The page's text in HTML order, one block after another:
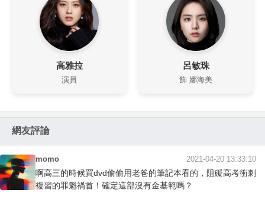
高雅拉
演員
呂敏珠
飾 娜海美
網友評論
momo 2021-04-20 13:33:10
啊高三的時候買dvd偷偷用老爸的筆記本看的，阻礙高考衝刺
複習的罪魁禍首！確定這部沒有金基範嗎？